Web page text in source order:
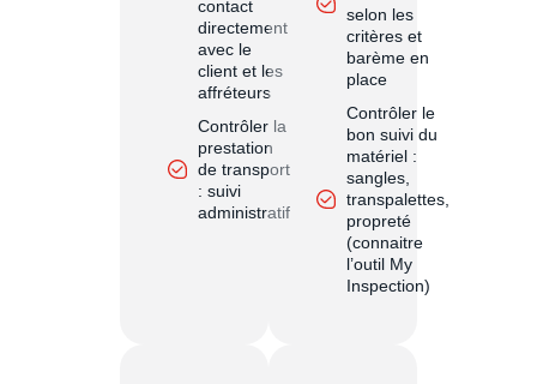
contact
directement
avec le
client et les
affréteurs
Contrôler la
prestation
de transport
: suivi
administratif
selon les
critères et
barème en
place
Contrôler le
bon suivi du
matériel :
sangles,
transpalettes,
propreté
(connaitre
l’outil My
Inspection)